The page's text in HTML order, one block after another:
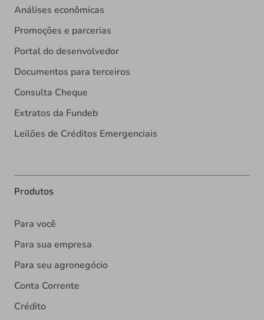
Análises econômicas
Promoções e parcerias
Portal do desenvolvedor
Documentos para terceiros
Consulta Cheque
Extratos da Fundeb
Leilões de Créditos Emergenciais
Produtos
Para você
Para sua empresa
Para seu agronegócio
Conta Corrente
Crédito